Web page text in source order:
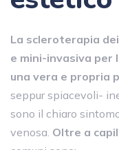
La scleroterapia
e mini-invasiva per
una vera e propria
seppur spiacevoli-
sono il chiaro
venosa. Oltre a